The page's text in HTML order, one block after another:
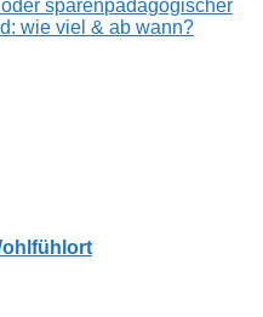
sparenpädagogischer
wie viel & ab wann?